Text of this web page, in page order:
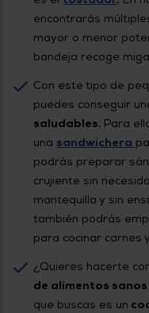
encontrarás
mayor o menor
bandeja recoge
Con este tipo de
puedes conseguir
saludables. Para
una sandwichera
podrás preparar
crujiente sin
mantequilla y sin
también podrás
para cocinar carnes
¿Quieres hacerte
de alimentos sanos
que buscas es un